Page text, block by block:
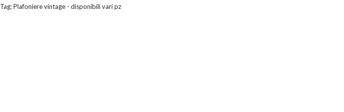
Tag:Plafoniere vintage - disponibili vari pz